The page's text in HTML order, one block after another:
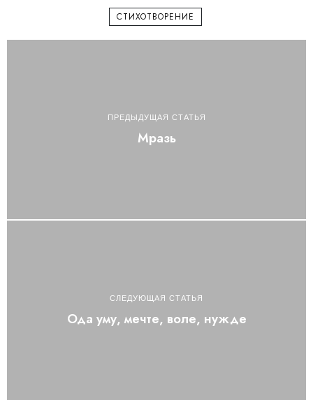
СТИХОТВОРЕНИЕ
ПРЕДЫДУЩАЯ СТАТЬЯ
Мразь
СЛЕДУЮЩАЯ СТАТЬЯ
Ода уму, мечте, воле, нужде